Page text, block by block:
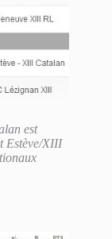
est
Estève/XIII